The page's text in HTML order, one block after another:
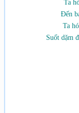
Ta
Đến
Ta
Suốt dặm